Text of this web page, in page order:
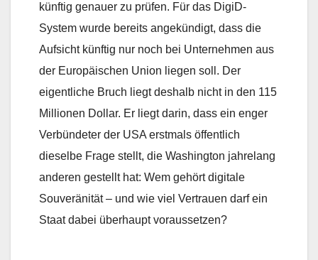
künftig genauer zu prüfen. Für das DigiD-
System wurde bereits angekündigt, dass die
Aufsicht künftig nur noch bei Unternehmen aus
der Europäischen Union liegen soll. Der
eigentliche Bruch liegt deshalb nicht in den 115
Millionen Dollar. Er liegt darin, dass ein enger
Verbündeter der USA erstmals öffentlich
dieselbe Frage stellt, die Washington jahrelang
anderen gestellt hat: Wem gehört digitale
Souveränität – und wie viel Vertrauen darf ein
Staat dabei überhaupt voraussetzen?